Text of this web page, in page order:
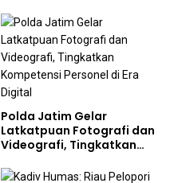
Polda Jatim Gelar
Latkatpuan Fotografi dan
Videografi, Tingkatkan
Era Digital